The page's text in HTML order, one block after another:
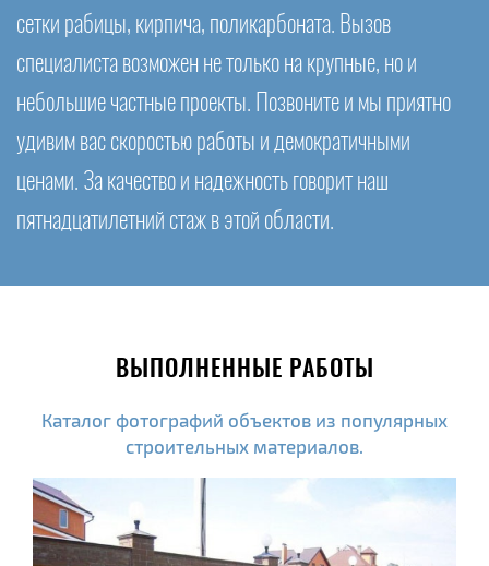
сетки рабицы, кирпича, поликарбоната. Вызов
специалиста возможен не только на крупные, но и
небольшие частные проекты. Позвоните и мы приятно
удивим вас скоростью работы и демократичными
ценами. За качество и надежность говорит наш
пятнадцатилетний стаж в этой области.
ВЫПОЛНЕННЫЕ РАБОТЫ
Каталог фотографий объектов из популярных
строительных материалов.